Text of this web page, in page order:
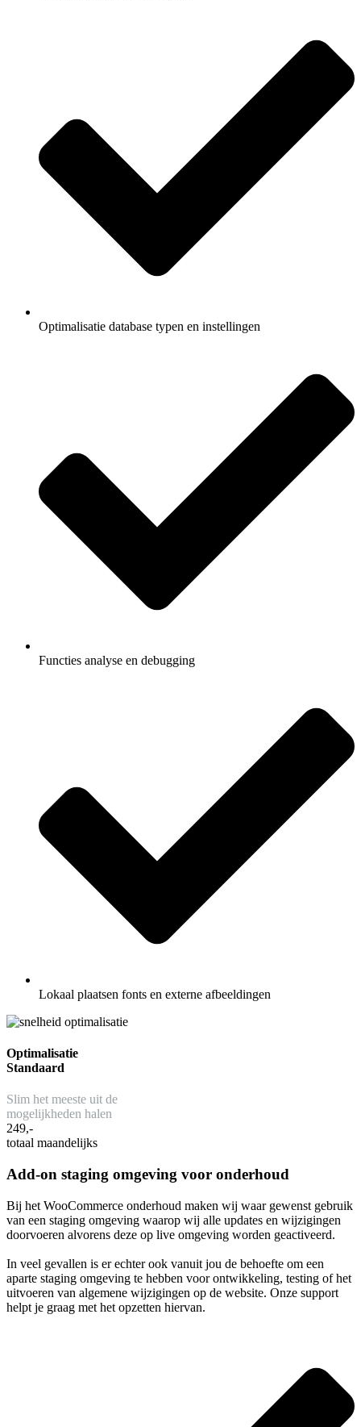
Optimalisatie database typen en instellingen
Functies analyse en debugging
Lokaal plaatsen fonts en externe afbeeldingen
Optimalisatie
Standaard
Slim het meeste uit de
mogelijkheden halen
249,-
totaal maandelijks
Add-on staging omgeving voor onderhoud​
Bij het WooCommerce onderhoud maken wij waar gewenst gebruik
van een staging omgeving waarop wij alle updates en wijzigingen
doorvoeren alvorens deze op live omgeving worden geactiveerd.
In veel gevallen is er echter ook vanuit jou de behoefte om een
aparte staging omgeving te hebben voor ontwikkeling, testing of het
uitvoeren van algemene wijzigingen op de website. Onze support
helpt je graag met het opzetten hiervan.